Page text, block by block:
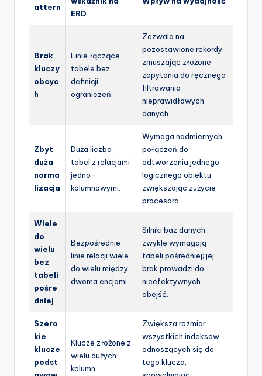
attern
ERD
Brak
kluczy
obcyc
h
Linie łączące
tabele bez
definicji
ograniczeń.
Zezwala na
pozostawione rekordy,
zmuszając złożone
zapytania do ręcznego
filtrowania
nieprawidłowych
danych.
Zbyt
duża
norma
lizacja
Duża liczba
tabel z relacjami
jedno-
kolumnowymi.
Wymaga nadmiernych
połączeń do
odtworzenia jednego
logicznego obiektu,
zwiększając zużycie
procesora.
Wiele
do
wielu
bez
tabeli
pośre
dniej
Bezpośrednie
linie relacji wiele
do wielu między
dwoma encjami.
Silniki baz danych
zwykle wymagają
tabeli pośredniej; jej
brak prowadzi do
nieefektywnych
obejść.
Szero
kie
klucze
podst
Klucze złożone z
wielu dużych
kolumn.
Zwiększa rozmiar
wszystkich indeksów
odnoszących się do
tego klucza,